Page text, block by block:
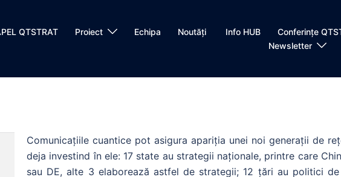
QTSTRAT Proiect Echipa Noutăți Info HUB
Conferințe
Newsletter
Comunicațiile cuantice pot asigura apariția unei noi generații de
deja investind în ele: 17 state au strategii naționale, printre care
sau DE, alte 3 elaborează astfel de strategii; 12 țări au politici de